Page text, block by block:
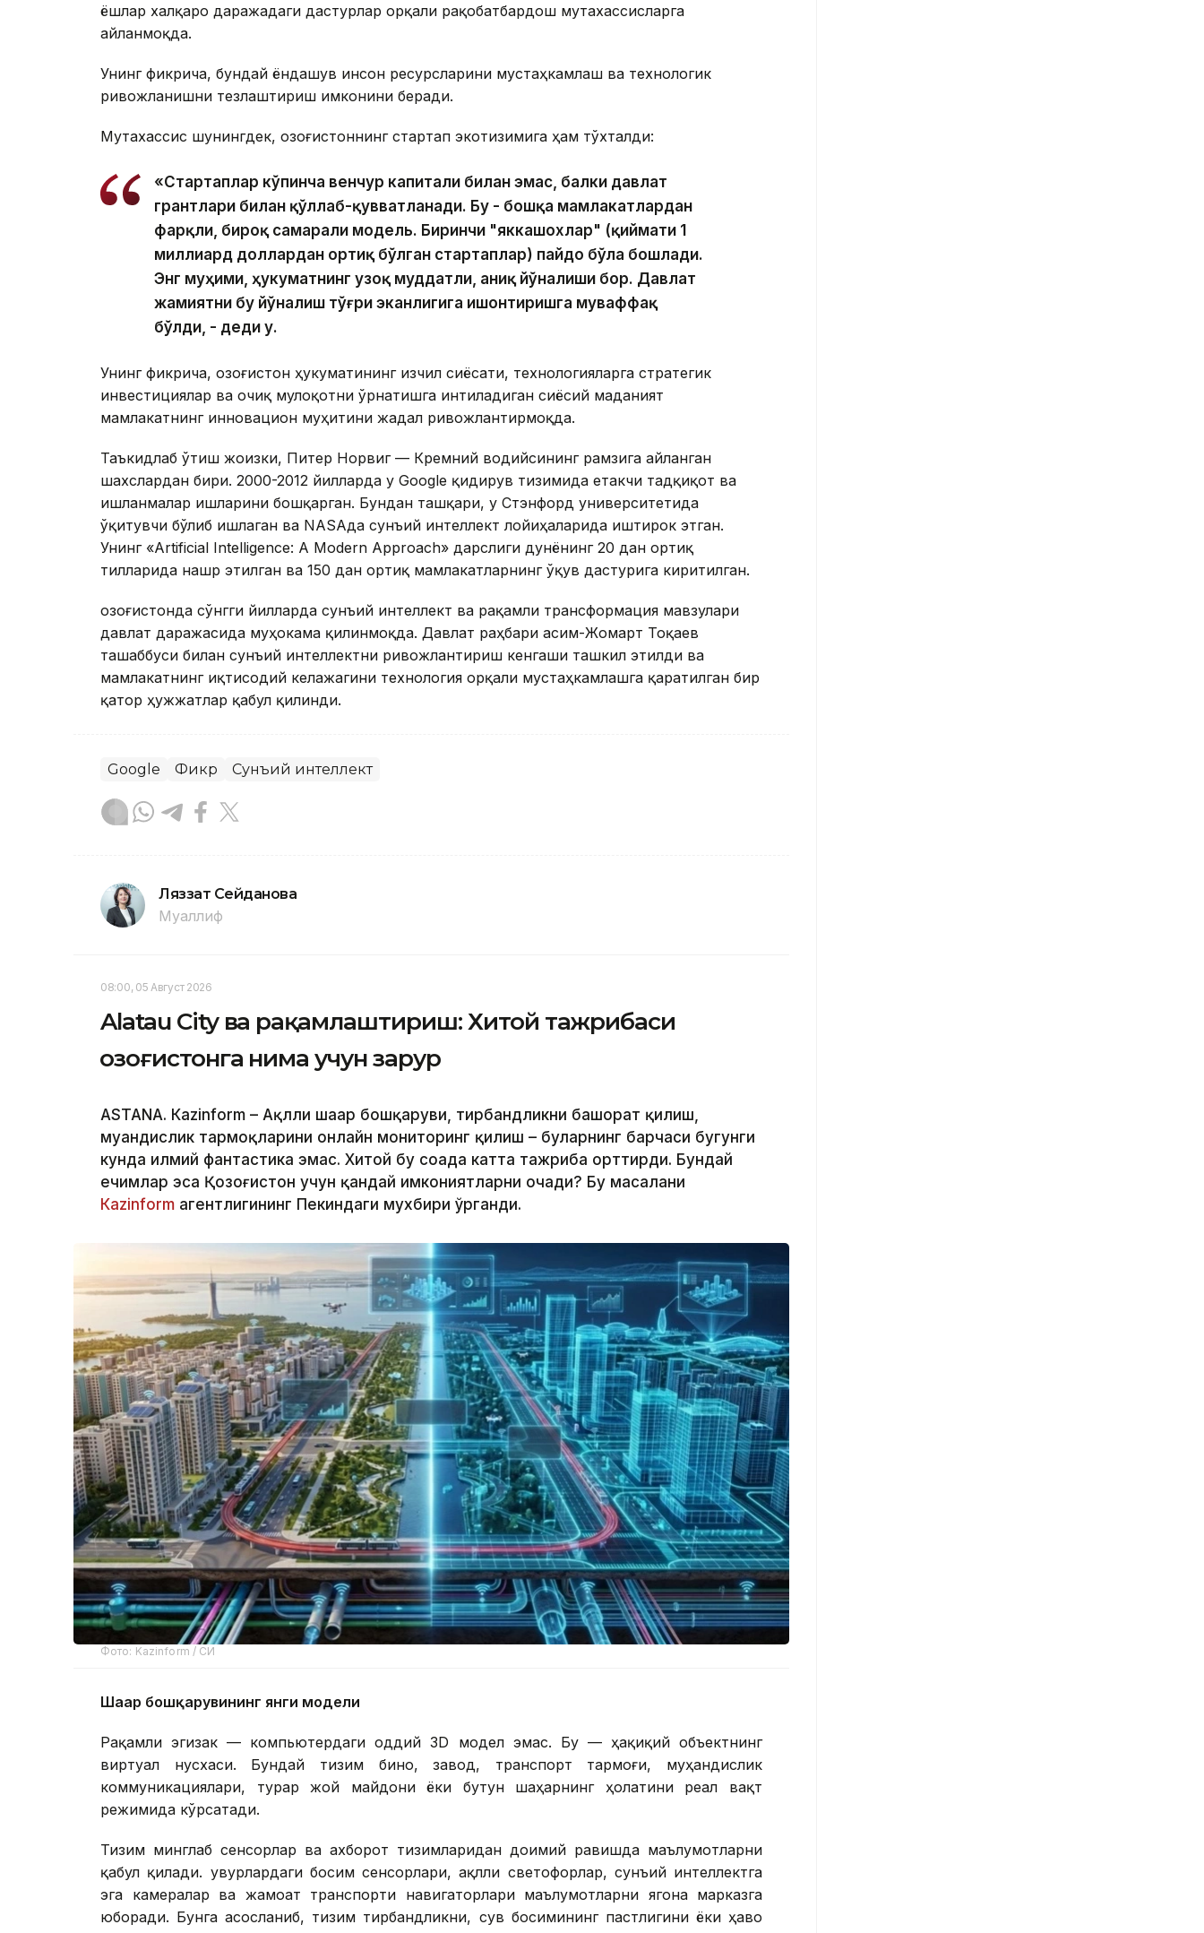
ёшлар халқаро даражадаги дастурлар орқали рақобатбардош мутахассисларга
айланмоқда.
Унинг фикрича, бундай ёндашув инсон ресурсларини мустаҳкамлаш ва технологик
ривожланишни тезлаштириш имконини беради.
Мутахассис шунингдек, Қозоғистоннинг стартап экотизимига ҳам тўхталди:
«Стартаплар кўпинча венчур капитали билан эмас, балки давлат
грантлари билан қўллаб-қувватланади. Бу - бошқа мамлакатлардан
фарқли, бироқ самарали модель. Биринчи "яккашохлар" (қиймати 1
миллиард доллардан ортиқ бўлган стартаплар) пайдо бўла бошлади.
Энг муҳими, ҳукуматнинг узоқ муддатли, аниқ йўналиши бор. Давлат
жамиятни бу йўналиш тўғри эканлигига ишонтиришга муваффақ
бўлди, - деди у.
Унинг фикрича, Қозоғистон ҳукуматининг изчил сиёсати, технологияларга стратегик
инвестициялар ва очиқ мулоқотни ўрнатишга интиладиган сиёсий маданият
мамлакатнинг инновацион муҳитини жадал ривожлантирмоқда.
Таъкидлаб ўтиш жоизки, Питер Норвиг — Кремний водийсининг рамзига айланган
шахслардан бири. 2000-2012 йилларда у Google қидирув тизимида етакчи тадқиқот ва
ишланмалар ишларини бошқарган. Бундан ташқари, у Стэнфорд университетида
ўқитувчи бўлиб ишлаган ва NASAда сунъий интеллект лойиҳаларида иштирок этган.
Унинг «Artificial Intelligence: A Modern Approach» дарслиги дунёнинг 20 дан ортиқ
тилларида нашр этилган ва 150 дан ортиқ мамлакатларнинг ўқув дастурига киритилган.
Қозоғистонда сўнгги йилларда сунъий интеллект ва рақамли трансформация мавзулари
давлат даражасида муҳокама қилинмоқда. Давлат раҳбари Қасим-Жомарт Тоқаев
ташаббуси билан сунъий интеллектни ривожлантириш кенгаши ташкил этилди ва
мамлакатнинг иқтисодий келажагини технология орқали мустаҳкамлашга қаратилган бир
қатор ҳужжатлар қабул қилинди.
Google Фикр Сунъий интеллект
Ляззат Сейданова
Муаллиф
08:00, 05 Август 2026
Alatau City ва рақамлаштириш: Хитой тажрибаси
Қозоғистонга нима учун зарур
ASTANА. Кazinform – Ақлли шаҳар бошқаруви, тирбандликни башорат қилиш,
муҳандислик тармоқларини онлайн мониторинг қилиш – буларнинг барчаси бугунги
кунда илмий фантастика эмас. Хитой бу соҳада катта тажриба орттирди. Бундай
ечимлар эса Қозоғистон учун қандай имкониятларни очади? Бу масалани
Кazinform агентлигининг Пекиндаги мухбири ўрганди.
Фото: Kazinform / СИ
Шаҳар бошқарувининг янги модели
Рақамли эгизак — компьютердаги оддий 3D модел эмас. Бу — ҳақиқий объектнинг
виртуал нусхаси. Бундай тизим бино, завод, транспорт тармоғи, муҳандислик
коммуникациялари, турар жой майдони ёки бутун шаҳарнинг ҳолатини реал вақт
режимида кўрсатади.
Тизим минглаб сенсорлар ва ахборот тизимларидан доимий равишда маълумотларни
қабул қилади. Қувурлардаги босим сенсорлари, ақлли светофорлар, сунъий интеллектга
эга камералар ва жамоат транспорти навигаторлари маълумотларни ягона марказга
юборади. Бунга асосланиб, тизим тирбандликни, сув босимининг пастлигини ёки ҳаво